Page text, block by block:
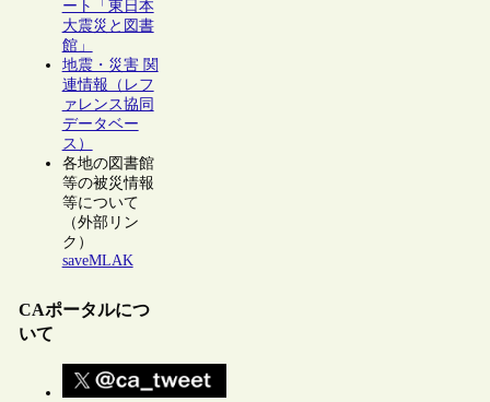
ート「東日本
大震災と図書
館」
地震・災害 関
連情報（レフ
ァレンス協同
データベー
ス）
各地の図書館
等の被災情報
等について
（外部リン
ク）
saveMLAK
CAポータルにつ
いて